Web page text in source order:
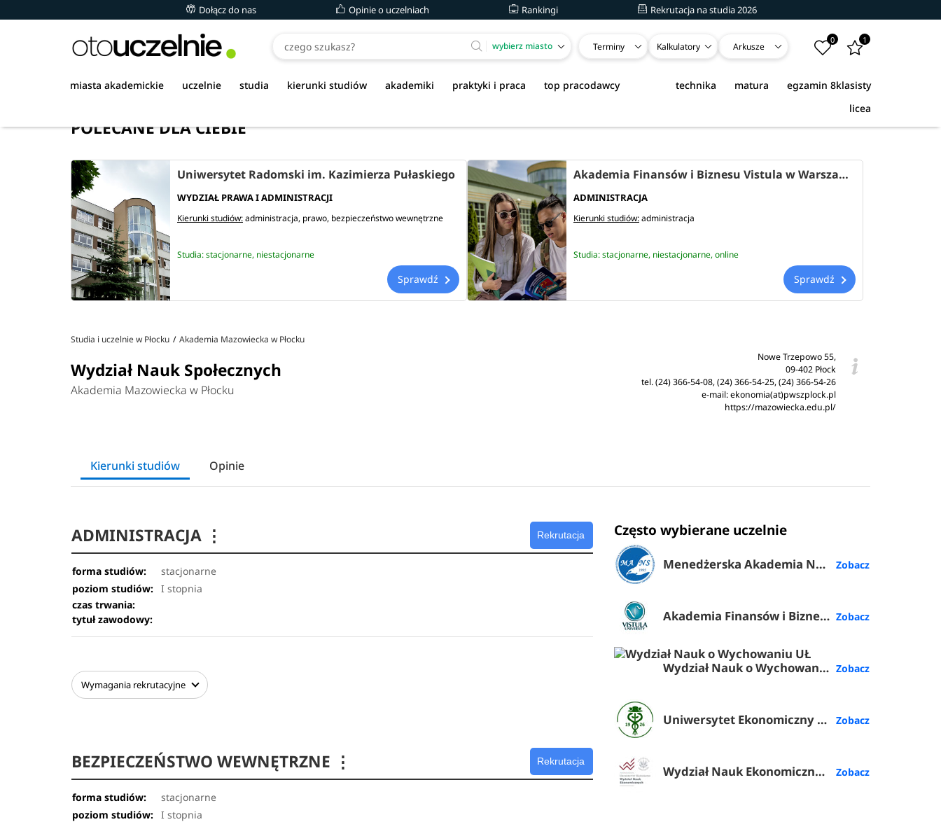
Dołącz do nas Opinie o uczelniach Rankingi Rekrutacja na studia 2026
wybierz miasto Terminy Kalkulatory Arkusze
0 1
miasta akademickie uczelnie studia kierunki studiów akademiki praktyki i praca top pracodawcy egzamin 8klasisty
matura
technika
licea
POLECANE DLA CIEBIE
Uniwersytet Radomski im. Kazimierza Pułaskiego
WYDZIAŁ PRAWA I ADMINISTRACJI
Kierunki studiów:administracja prawo bezpieczeństwo wewnętrzne
Studia: stacjonarne, niestacjonarne
Sprawdź
Akademia Finansów i Biznesu Vistula w Warszawie
ADMINISTRACJA
Kierunki studiów:administracja
Studia: stacjonarne, niestacjonarne, online
Sprawdź
Studia i uczelnie w Płocku Akademia Mazowiecka w Płocku
Wydział Nauk Społecznych
Akademia Mazowiecka w Płocku
Nowe Trzepowo 55,
09-402 Płock
tel. (24) 366-54-08, (24) 366-54-25, (24) 366-54-26
e-mail: ekonomia(at)pwszplock.pl
https://mazowiecka.edu.pl/
Kierunki studiów Opinie
ADMINISTRACJA ⋮ Rekrutacja
forma studiów:
stacjonarne
poziom studiów: I stopnia
czas trwania:
tytuł zawodowy:
Wymagania rekrutacyjne
BEZPIECZEŃSTWO WEWNĘTRZNE ⋮ Rekrutacja
forma studiów:
stacjonarne
poziom studiów: I stopnia
Często wybierane uczelnie
Menedżerska Akademia Nauk Stosowanych w Warszawie
Akademia Finansów i Biznesu Vistula w Warszawie
Wydział Nauk o Wychowaniu UŁ
Uniwersytet Ekonomiczny w Poznaniu
Wydział Nauk Ekonomicznych UW